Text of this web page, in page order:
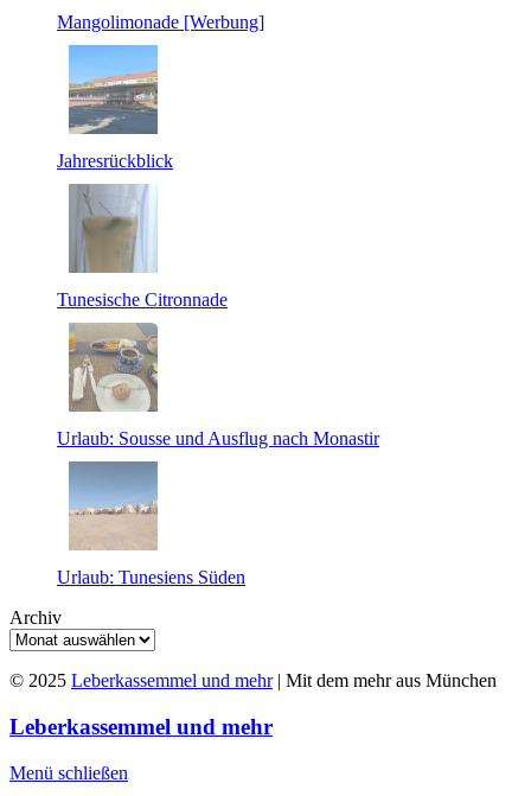
Mangolimonade [Werbung]
Jahresrückblick
Tunesische Citronnade
Urlaub: Sousse und Ausflug nach Monastir
Urlaub: Tunesiens Süden
Archiv
© 2025 Leberkassemmel und mehr| Mit dem mehr aus München
Leberkassemmel und mehr
Menü schließen